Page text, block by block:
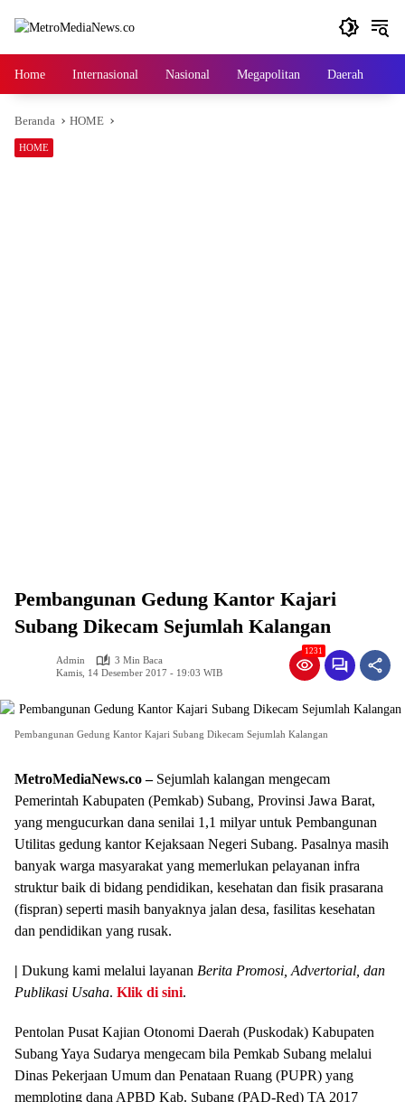
Home Internasional Nasional Megapolitan Daerah
Beranda HOME
HOME
Pembangunan Gedung Kantor Kajari
Subang Dikecam Sejumlah Kalangan
Admin
3 Min Baca
Kamis, 14 Desember 2017 - 19:03 WIB
1231
Pembangunan Gedung Kantor Kajari Subang Dikecam Sejumlah Kalangan
MetroMediaNews.co –Sejumlah kalangan mengecam
Pemerintah Kabupaten (Pemkab) Subang, Provinsi Jawa Barat,
yang mengucurkan dana senilai 1,1 milyar untuk Pembangunan
Utilitas gedung kantor Kejaksaan Negeri Subang. Pasalnya masih
banyak warga masyarakat yang memerlukan pelayanan infra
struktur baik di bidang pendidikan, kesehatan dan fisik prasarana
(fispran) seperti masih banyaknya jalan desa, fasilitas kesehatan
dan pendidikan yang rusak.
| Dukung kami melalui layanan Berita Promosi, Advertorial, dan
Publikasi Usaha. Klik di sini.
Pentolan Pusat Kajian Otonomi Daerah (Puskodak) Kabupaten
Subang Yaya Sudarya mengecam bila Pemkab Subang melalui
Dinas Pekerjaan Umum dan Penataan Ruang (PUPR) yang
memploting dana APBD Kab. Subang (PAD-Red) TA 2017